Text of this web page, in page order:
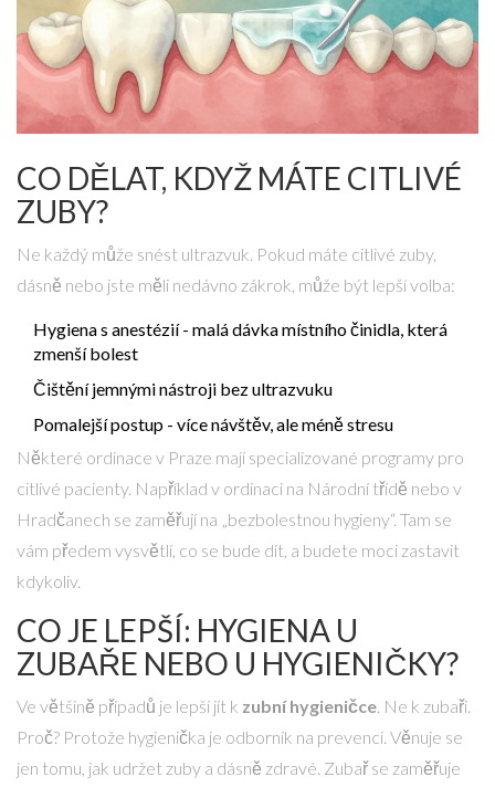
CO DĚLAT, KDYŽ MÁTE CITLIVÉ
ZUBY?
Ne každý může snést ultrazvuk. Pokud máte citlivé zuby,
dásně nebo jste měli nedávno zákrok, může být lepší volba:
Hygiena s anestézií - malá dávka místního činidla, která
zmenší bolest
Čištění jemnými nástroji bez ultrazvuku
Pomalejší postup - více návštěv, ale méně stresu
Některé ordinace v Praze mají specializované programy pro
citlivé pacienty. Například v ordinaci na Národní třídě nebo v
Hradčanech se zaměřují na „bezbolestnou hygieny“. Tam se
vám předem vysvětlí, co se bude dít, a budete moci zastavit
kdykoliv.
CO JE LEPŠÍ: HYGIENA U
ZUBAŘE NEBO U HYGIENIČKY?
Ve většině případů je lepší jít k zubní hygieničce. Ne k zubaři.
Proč? Protože hygienička je odborník na prevenci. Věnuje se
jen tomu, jak udržet zuby a dásně zdravé. Zubař se zaměřuje